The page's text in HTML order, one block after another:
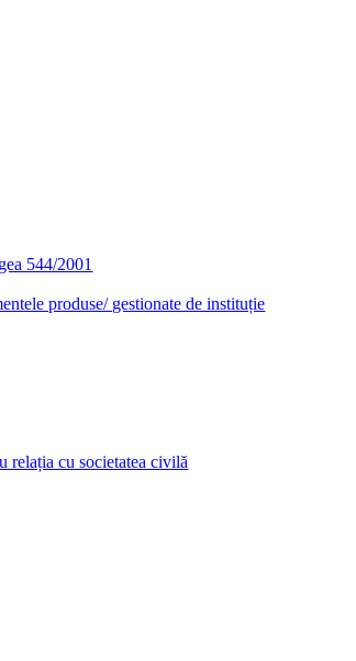
544/2001
produse/ gestionate de instituție
relația cu societatea civilă